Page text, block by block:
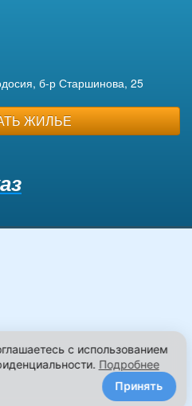
б-р Старшинова, 25
ЖИЛЬЕ
с использованием
Подробнее
Принять